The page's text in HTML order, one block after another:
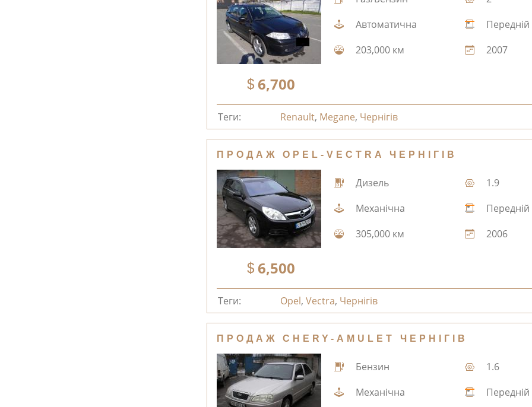
6,700
Автоматична
Передній
203,000 км
2007
Теги: Renault, Megane, Чернігів
ПРОДАЖ OPEL-VECTRA ЧЕРНІГІВ
6,500
Дизель
1.9
Механічна
Передній
305,000 км
2006
Теги: Opel,Vectra, Чернігів
ПРОДАЖ CHERY-AMULET ЧЕРНІГІВ
Бензин
1.6
Механічна
Передній